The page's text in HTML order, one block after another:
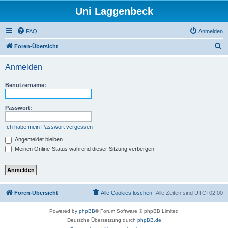
Uni Laggenbeck
FAQ Anmelden
Foren-Übersicht
Anmelden
Benutzername:
Passwort:
Ich habe mein Passwort vergessen
Angemeldet bleiben
Meinen Online-Status während dieser Sitzung verbergen
Foren-Übersicht Alle Zeiten sind UTC+02:00
Alle Cookies löschen
Powered by phpBB® Forum Software © phpBB Limited
Deutsche Übersetzung durch phpBB.de